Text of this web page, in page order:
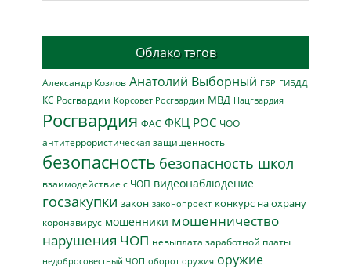
Облако тэгов
Александр Козлов Анатолий Выборный ГБР ГИБДД
КС Росгвардии Корсовет Росгвардии МВД Нацгвардия
Росгвардия ФАС ФКЦ РОС ЧОО
антитеррористическая защищенность
безопасность безопасность школ
взаимодействие с ЧОП видеонаблюдение
госзакупки закон законопроект конкурс на охрану
коронавирус мошенники мошенничество
нарушения ЧОП невыплата заработной платы
недобросовестный ЧОП оборот оружия оружие